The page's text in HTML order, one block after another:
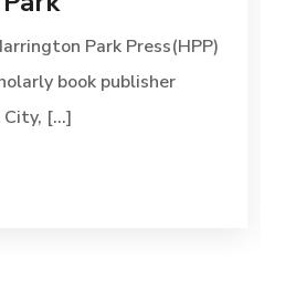
Park Press(HPP)
book publisher
[...]